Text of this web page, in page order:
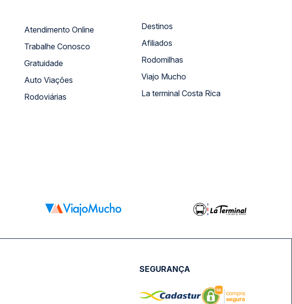
Atendimento Online
Trabalhe Conosco
Gratuidade
Auto Viações
Rodoviárias
Destinos
Afiliados
Rodomilhas
Viajo Mucho
La terminal Costa Rica
SEGURANÇA